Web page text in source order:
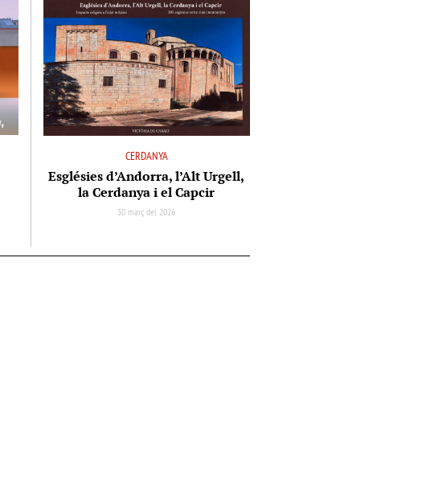
CERDANYA
Esglésies d’Andorra, l’Alt Urgell,
la Cerdanya i el Capcir
30 març del 2026